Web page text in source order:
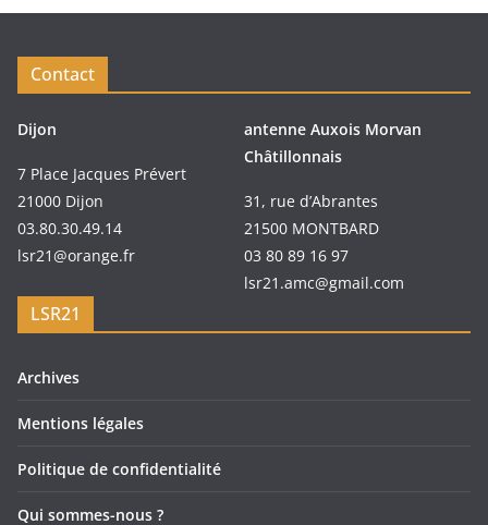
Contact
Dijon
7 Place Jacques Prévert
21000 Dijon
03.80.30.49.14
lsr21@orange.fr
antenne Auxois Morvan
Châtillonnais
31, rue d’Abrantes
21500 MONTBARD
03 80 89 16 97
lsr21.amc@gmail.com
LSR21
Archives
Mentions légales
Politique de confidentialité
Qui sommes-nous ?